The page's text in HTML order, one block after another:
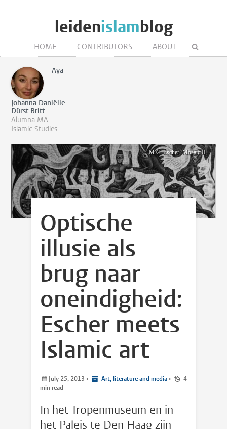
leidenislamblog
HOME CONTRIBUTORS ABOUT
Aya
Johanna Daniëlle
Dürst Britt
Alumna MA
Islamic Studies
M.C. Escher, Mosaic II
Optische
illusie als
brug naar
oneindigheid:
Escher meets
Islamic art
July 25, 2013 • Art, literature and media •
min read
In het Tropenmuseum en in
het Paleis te Den Haag zijn